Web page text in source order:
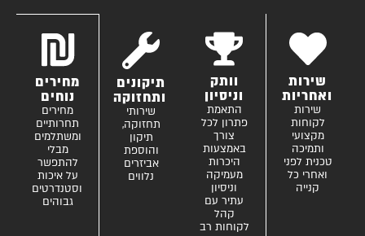
שירות
ואחריות
שירות
לקוחות
מקצועי
ותמיכה
טכנית לפני
ואחרי כל
קנייה
וותק
וניסיון
התאמת
פתרון לכל
צורך
באמצעות
היכרות
מעמיקה
וניסיון
עתיר עם
קהל
לקוחות רב
תיקונים
ותחזוקה
שירותי
תחזוקה,
תיקון
והוספת
אביזרים
נלווים
מחירים
נוחים
מחירים
תחרותיים
ומשתלמים
מבלי
להתפשר
על איכות
וסטנדרטים
גבוהים